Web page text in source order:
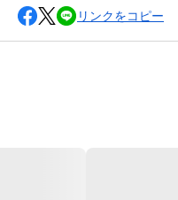
リンクをコピー